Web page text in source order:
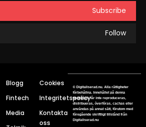
Subscribe
Follow
Blogg
Fintech
Media
Cookies
Integritetspolicy
Kontakta
oss
© Digitaliserad.nu. Alla rättigheter
förbehållna. Innehållet på denna
webbplats får inte reproduceras,
distribueras, överföras, cachas eller
användas på annat sätt, förutom med
föregående skriftligt tillstånd från
Digitaliserad.nu